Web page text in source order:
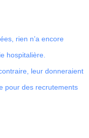
rien n’a encore
hospitalière.
leur donneraient
pour des recrutements